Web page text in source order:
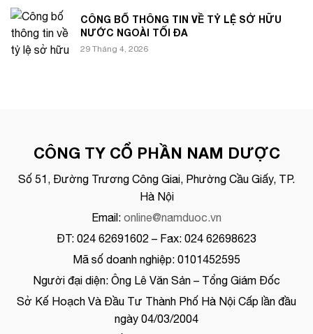
CÔNG BỐ THÔNG TIN VỀ TỶ LỆ SỞ HỮU
NƯỚC NGOÀI TỐI ĐA
29 Tháng 4, 2026
CÔNG TY CỔ PHẦN NAM DƯỢC
Số 51, Đường Trương Công Giai, Phường Cầu Giấy, TP.
Hà Nội
Email: online@namduoc.vn
ĐT: 024 62691602 – Fax: 024 62698623
Mã số doanh nghiệp: 0101452595
Người đại diện: Ông Lê Văn Sản – Tổng Giám Đốc
Sở Kế Hoạch Và Đầu Tư Thành Phố Hà Nội Cấp lần đầu
ngày 04/03/2004